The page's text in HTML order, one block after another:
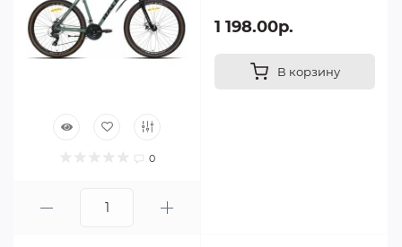
Racer Boxfer 26— ваш надежный партнер для
ежедневных приключений и открытия новых
Теги:Горные велосипеды RACER
0
1 198.00р.
В корзину